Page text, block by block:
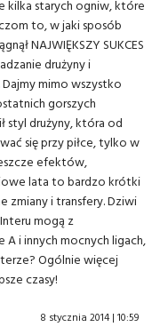
kilka starych ogniw, które
to, w jaki sposób
NAJWIĘKSZY SUKCES
drużyny i
mimo wszystko
gorszych
styl drużyny, która od
się przy piłce, tylko w
efektów,
lata to bardzo krótki
zmiany i transfery. Dziwi
mogą z
A i innych mocnych ligach,
Ogólnie więcej
czasy!
8 stycznia 2014 | 10:59